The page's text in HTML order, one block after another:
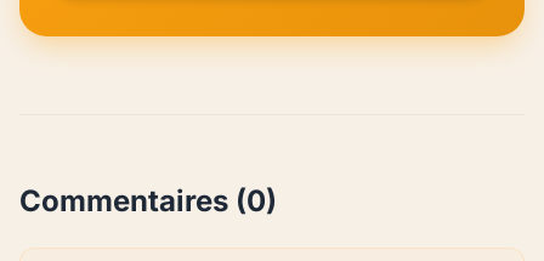
Commentaires (0)